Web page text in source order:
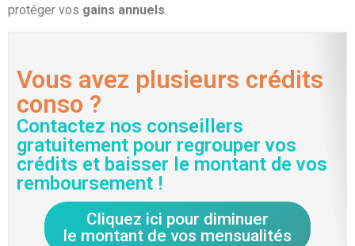
protéger vos gains annuels.
Vous avez plusieurs crédits
conso ?
Contactez nos conseillers
gratuitement pour regrouper vos
crédits et baisser le montant de vos
remboursement !
Cliquez ici pour diminuer
le montant de vos mensualités